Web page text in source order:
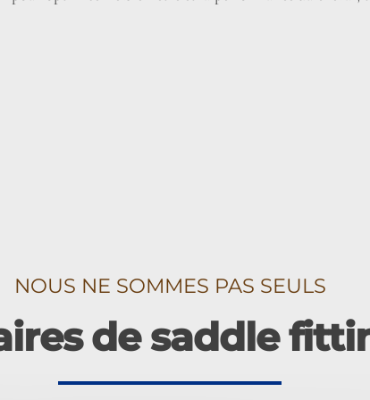
NOUS NE SOMMES PAS SEULS
de saddle